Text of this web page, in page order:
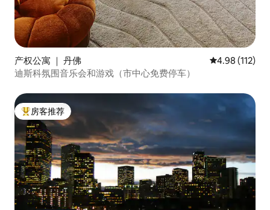
产权公寓 ｜ 丹佛 平均评分 4.98
4.98 (112)
迪斯科氛围音乐会和游戏（市中心免费停车）
热门「房客推荐」
房客推荐